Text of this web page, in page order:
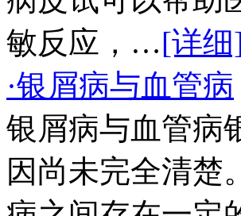
敏反应，…[详细
·银屑病与血管病
银屑病与血管病
因尚未完全清楚